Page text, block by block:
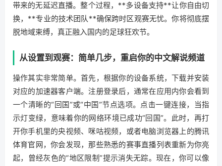
带来的无延迟直播。整个过程，**多设备支持**让你自由切
换，**专业的技术团队**确保跨时区观赛无忧。你将彻底摆
脱地域束缚，真正融入国内的足球狂欢节。
从设置到观赛：简单几步，重启你的中文解说频道
操作其实非常简单。首先，根据你的设备系统，下载并安装
对应的加速器客户端。注册登录后，通常在应用内你会看到
一个清晰的“回国”或“中国”节点选项。点击一键连接，当指
示灯变绿，意味着你的网络环境已成功“回国”。此时，再打
开你手机里的央视频、咪咕视频，或者电脑浏览器上的腾讯
体育官网，你会发现，那些熟悉的赛事直播列表重新为你亮
起，曾经灰色的“地区限制”提示消失无踪。现在，你可以像